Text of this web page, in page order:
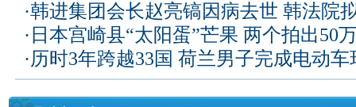
·韩进集团会长赵亮镐因病去世 韩法院
· 日本宫崎县“太阳蛋”芒果 两个拍出50
·历时3年跨越33国 荷兰男子完成电动车